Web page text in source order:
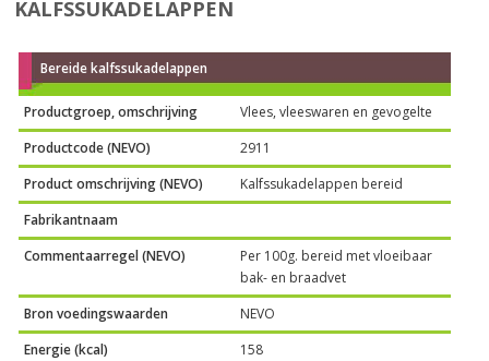
KALFSSUKADELAPPEN
Bereide kalfssukadelappen
Productgroep, omschrijving
Vlees, vleeswaren en gevogelte
Productcode (NEVO)
2911
Product omschrijving (NEVO)
Kalfssukadelappen bereid
Fabrikantnaam
Commentaarregel (NEVO)
Per 100g. bereid met vloeibaar
bak- en braadvet
Bron voedingswaarden
NEVO
Energie (kcal)
158